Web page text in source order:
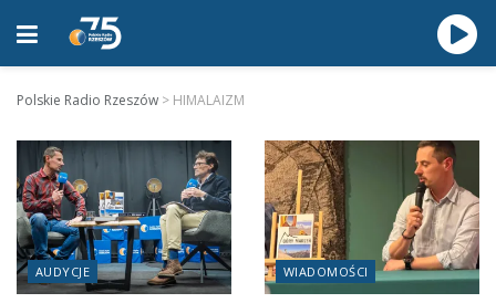
Polskie Radio Rzeszów > HIMALAIZM
AUDYCJE WIADOMOŚCI